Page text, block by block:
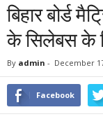
बिहार बोर्ड
के सिलेबस के
By admin - December
Facebook